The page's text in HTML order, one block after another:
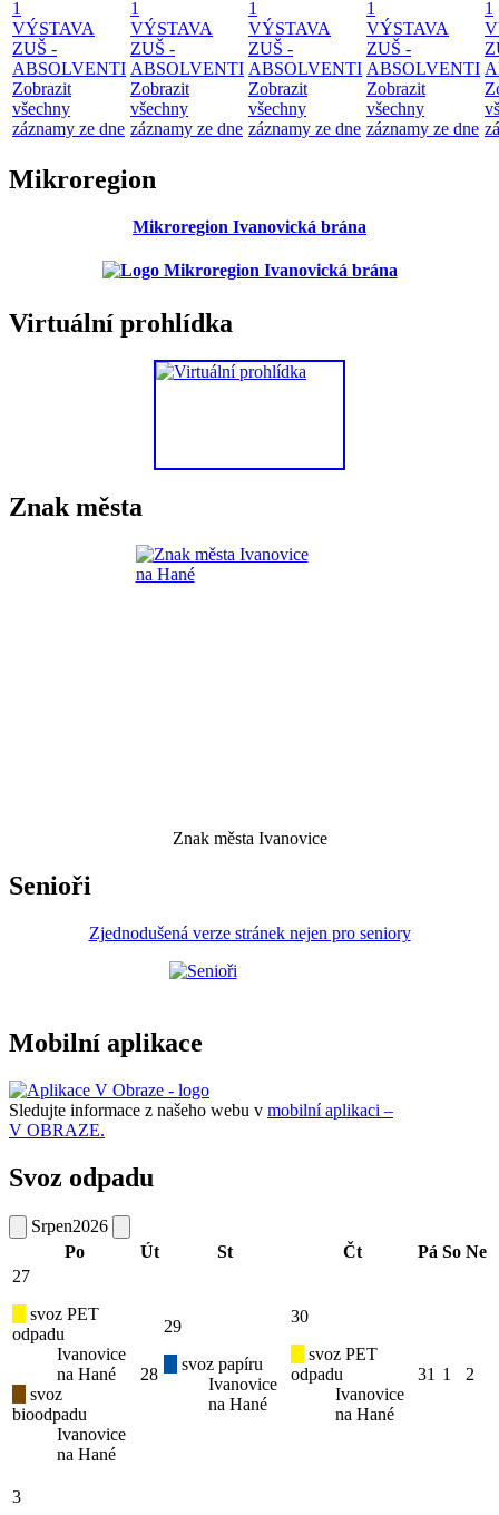
1
VÝSTAVA
ZUŠ -
ABSOLVENTI
Zobrazit
všechny
záznamy ze dne
1
VÝSTAVA
ZUŠ -
ABSOLVENTI
Zobrazit
všechny
záznamy ze dne
1
VÝSTAVA
ZUŠ -
ABSOLVENTI
Zobrazit
všechny
záznamy ze dne
1
VÝSTAVA
ZUŠ -
ABSOLVENTI
Zobrazit
všechny
záznamy ze dne
1
Mikroregion
Mikroregion Ivanovická brána
Virtuální prohlídka
Znak města
Znak města Ivanovice
Senioři
Zjednodušená verze stránek nejen pro seniory
Mobilní aplikace
Sledujte informace z našeho webu v mobilní aplikaci –
V OBRAZE.
Svoz odpadu
Srpen2026
Po
Út St Čt Pá So Ne
27
svoz PET
odpadu
Ivanovice
na Hané
svoz
bioodpadu
Ivanovice
na Hané
28
29
svoz papíru
Ivanovice
na Hané
30
svoz PET
odpadu
Ivanovice
na Hané
31 1 2
3